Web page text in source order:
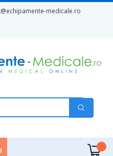
@echipamente-medicale.ro